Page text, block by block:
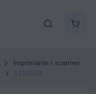
Imprimante / scanner